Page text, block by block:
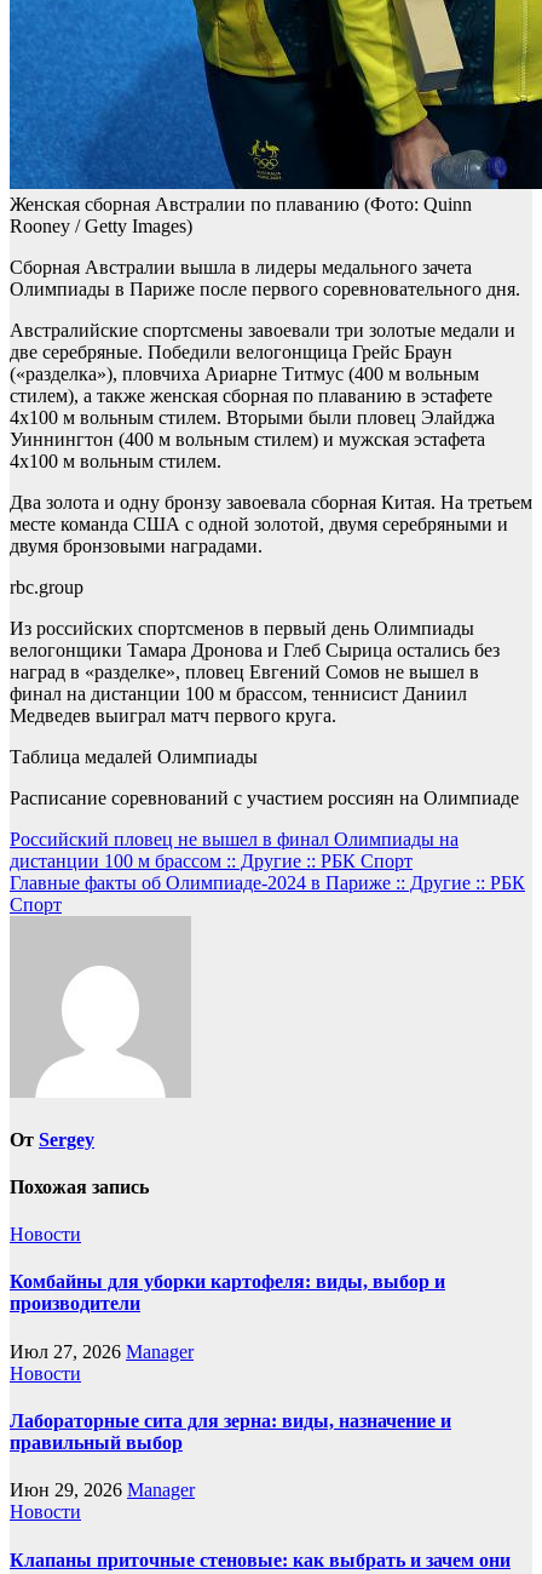
Женская сборная Австралии по плаванию (Фото: Quinn
Rooney / Getty Images)
Сборная Австралии вышла в лидеры медального зачета
Олимпиады в Париже после первого соревновательного дня.
Австралийские спортсмены завоевали три золотые медали и
две серебряные. Победили велогонщица Грейс Браун
(«разделка»), пловчиха Ариарне Титмус (400 м вольным
стилем), а также женская сборная по плаванию в эстафете
4х100 м вольным стилем. Вторыми были пловец Элайджа
Уиннингтон (400 м вольным стилем) и мужская эстафета
4х100 м вольным стилем.
Два золота и одну бронзу завоевала сборная Китая. На третьем
месте команда США с одной золотой, двумя серебряными и
двумя бронзовыми наградами.
rbc.group
Из российских спортсменов в первый день Олимпиады
велогонщики Тамара Дронова и Глеб Сырица остались без
наград в «разделке», пловец Евгений Сомов не вышел в
финал на дистанции 100 м брассом, теннисист Даниил
Медведев выиграл матч первого круга.
Таблица медалей Олимпиады
Расписание соревнований с участием россиян на Олимпиаде
Навигация
по
записям
Российский пловец не вышел в финал Олимпиады на
дистанции 100 м брассом :: Другие :: РБК Спорт
Главные факты об Олимпиаде-2024 в Париже :: Другие :: РБК
Спорт
От Sergey
Похожая запись
Новости
Комбайны для уборки картофеля: виды, выбор и
производители
Июл 27, 2026 Manager
Новости
Лабораторные сита для зерна: виды, назначение и
правильный выбор
Июн 29, 2026 Manager
Новости
Клапаны приточные стеновые: как выбрать и зачем они